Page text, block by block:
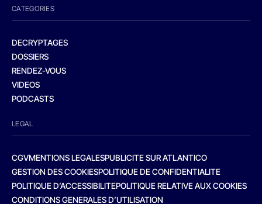
CATEGORIES
DECRYPTAGES
DOSSIERS
RENDEZ-VOUS
VIDEOS
PODCASTS
LEGAL
CGVMENTIONS LEGALESPUBLICITE SUR ATLANTICO
GESTION DES COOKIESPOLITIQUE DE CONFIDENTIALITE
POLITIQUE D’ACCESSIBILITEPOLITIQUE RELATIVE AUX COOKIES
CONDITIONS GENERALES D’UTILISATION